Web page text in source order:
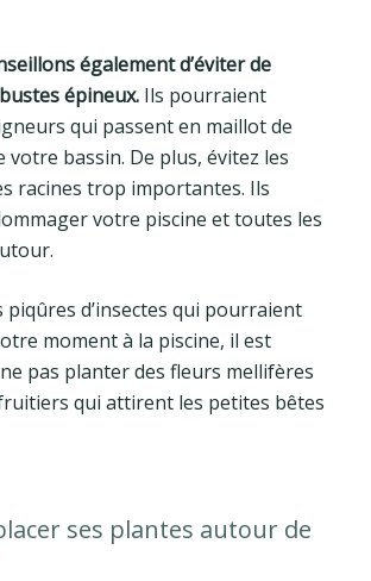
également d’éviter de
épineux. Ils pourraient
qui passent en maillot de
votre bassin. De plus, évitez les
racines trop importantes. Ils
votre piscine et toutes les
piqûres d’insectes qui pourraient
moment à la piscine, il est
pas planter des fleurs mellifères
qui attirent les petites bêtes
ses plantes autour de